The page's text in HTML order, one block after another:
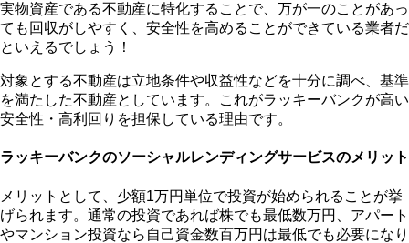
実物資産である不動産に特化することで、万が一のことがあっ
ても回収がしやすく、安全性を高めることができている業者だ
といえるでしょう！
対象とする不動産は立地条件や収益性などを十分に調べ、基準
を満たした不動産としています。これがラッキーバンクが高い
安全性・高利回りを担保している理由です。
ラッキーバンクのソーシャルレンディングサービスのメリット
メリットとして、少額1万円単位で投資が始められることが挙
げられます。通常の投資であれば株でも最低数万円、アパート
やマンション投資なら自己資金数百万円は最低でも必要になり